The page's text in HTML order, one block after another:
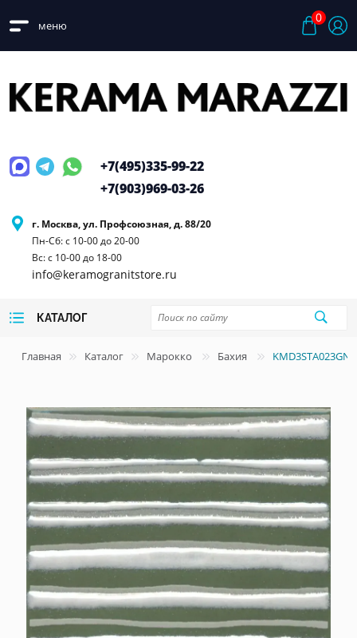
меню
0
г. Москва, ул. Профсоюзная, д. 88/20
Пн-Сб: с 10-00 до 20-00
Вс: с 10-00 до 18-00
info@keramogranitstore.ru
+7(495)335-99-22
+7(903)969-03-26
КАТАЛОГ
Главная Каталог Марокко Бахия